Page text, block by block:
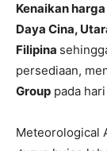
Kenaikan
Daya Cina,
Filipina
persediaan,
Group pada
Meteorological